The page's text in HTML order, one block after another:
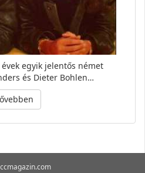
egyik jelentős német
és Dieter Bohlen…